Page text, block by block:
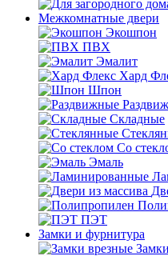
Межкомнатные двери
Экошпон
ПВХ
Эмалит
Хард
Шпон
Складные
Со
Эмаль
ПЭТ
Замки и фурнитура